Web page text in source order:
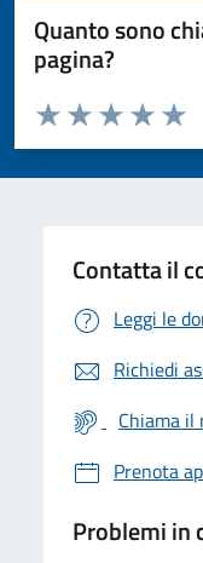
Quanto sono
pagina?
Valuta da 1 a 5 stelle la
Valuta 4
Valuta 3
Valuta 2 stelle
Valuta 1 stelle su 5
Contatta il
Leggi le
Richiedi
Chiama
Prenota
Problemi in